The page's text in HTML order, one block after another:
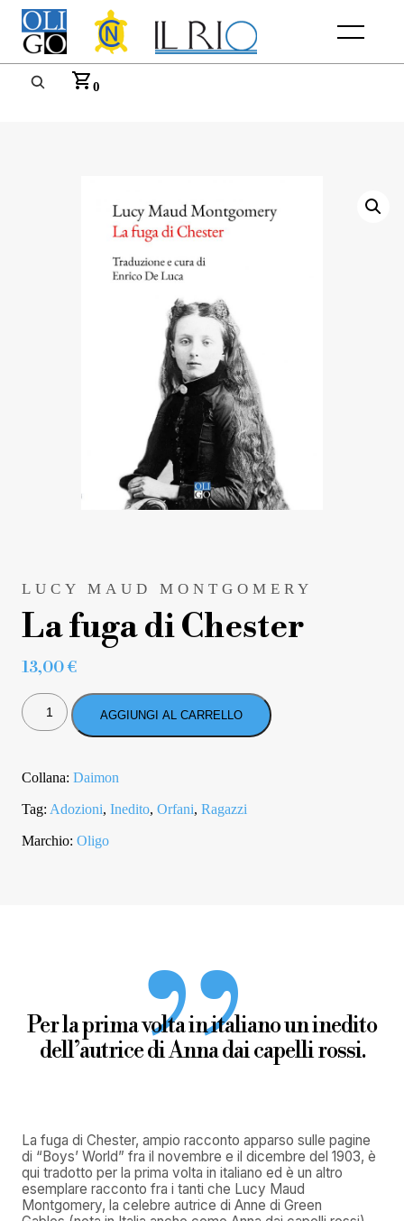
Menu
0
LUCY MAUD MONTGOMERY
La fuga di Chester
13,00€
LA
FUGA
DI
AGGIUNGI AL CARRELLO
Collana: Daimon
Tag: Adozioni, Inedito, Orfani, Ragazzi
Marchio: Oligo
Per la prima volta in italiano un inedito
dell’autrice di Anna dai capelli rossi.
La fuga di Chester, ampio racconto apparso sulle pagine
di “Boys’ World” fra il novembre e il dicembre del 1903, è
qui tradotto per la prima volta in italiano ed è un altro
esemplare racconto fra i tanti che Lucy Maud
Montgomery, la celebre autrice di Anne di Green